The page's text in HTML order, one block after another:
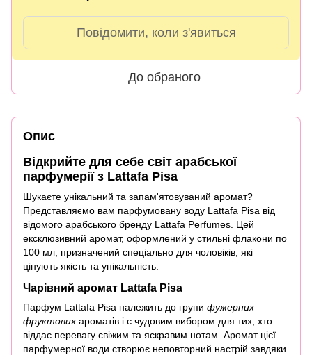
Повідомити, коли з'явиться
До обраного
Опис
Відкрийте для себе світ арабської
парфумерії з Lattafa Pisa
Шукаєте унікальний та запам'ятовуваний аромат?
Представляємо вам парфумовану воду Lattafa Pisa від
відомого арабського бренду Lattafa Perfumes. Цей
ексклюзивний аромат, оформлений у стильні флакони по
100 мл, призначений спеціально для чоловіків, які
цінують якість та унікальність.
Чарівний аромат Lattafa Pisa
Парфум Lattafa Pisa належить до групи фужерних
фруктових ароматів і є чудовим вибором для тих, хто
віддає перевагу свіжим та яскравим нотам. Аромат цієї
парфумерної води створює неповторний настрій завдяки